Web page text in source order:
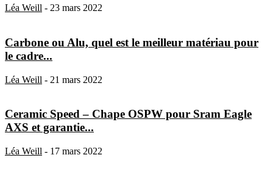
Léa Weill - 23 mars 2022
Carbone ou Alu, quel est le meilleur matériau pour
le cadre...
Léa Weill - 21 mars 2022
Ceramic Speed – Chape OSPW pour Sram Eagle
AXS et garantie...
Léa Weill - 17 mars 2022